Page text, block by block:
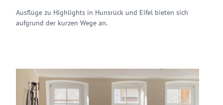
Ausflüge zu Highlights in Hunsrück und Eifel bieten sich
aufgrund der kurzen Wege an.